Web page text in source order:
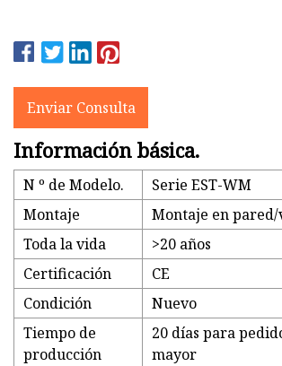
Enviar Consulta
Información básica.
N º de Modelo.
Serie EST-WM
Montaje
Montaje en
Toda la vida
>20 años
Certificación
CE
Condición
Nuevo
Tiempo de
producción
20 días para
mayor